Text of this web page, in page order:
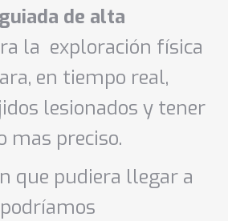
de alta
la exploración física
en tiempo real,
lesionados y tener
mas preciso.
que pudiera llegar a